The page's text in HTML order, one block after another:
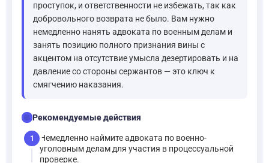
проступок, и ответственности не избежать, так как
добровольного возврата не было. Вам нужно
немедленно нанять адвоката по военным делам и
занять позицию полного признания вины с
акцентом на отсутствие умысла дезертировать и на
давление со стороны сержантов — это ключ к
смягчению наказания.
checklistРекомендуемые действия
1
Немедленно наймите адвоката по военно-
уголовным делам для участия в процессуальной
проверке.